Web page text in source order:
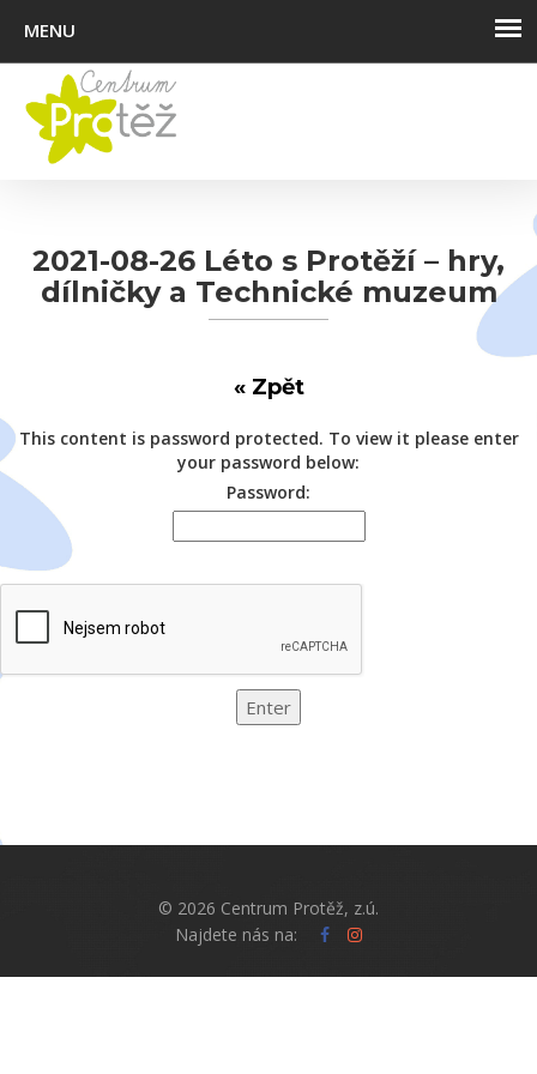
2021-08-26 Léto s Protěží – hry,
dílničky a Technické muzeum
« Zpět
This content is password protected. To view it please enter
your password below:
Password:
© 2026 Centrum Protěž,‭ ‬z.ú.
Najdete nás na: